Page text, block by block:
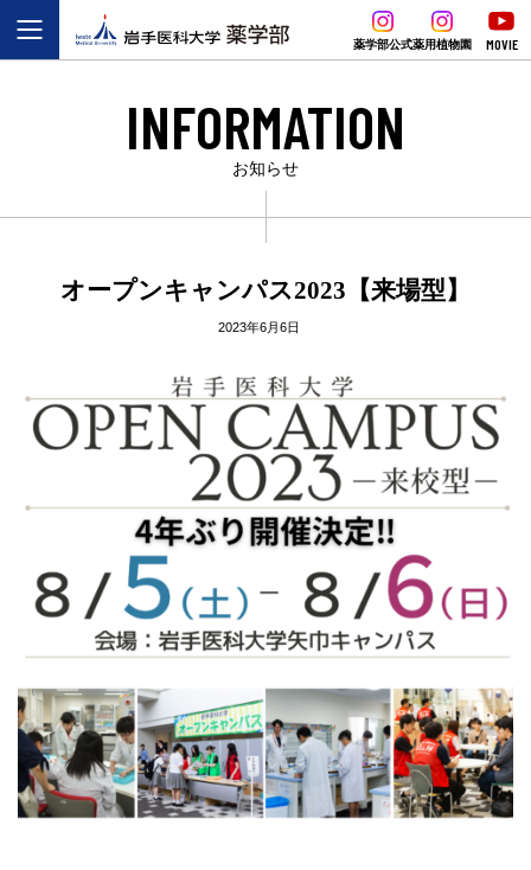
薬学部公式薬用植物園 MOVIE
INFORMATION
お知らせ
オープンキャンパス2023【来場型】
2023年6月6日